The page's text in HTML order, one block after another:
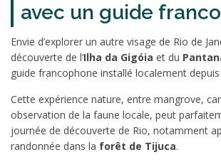
avec un guide
Envie d’explorer un autre visage de Rio de
découverte de l’Ilha da Gigóia et du
guide francophone installé localement depuis
Cette expérience nature, entre mangrove,
observation de la faune locale, peut
journée de découverte de Rio, notamment
randonnée dans la forêt de Tijuca.